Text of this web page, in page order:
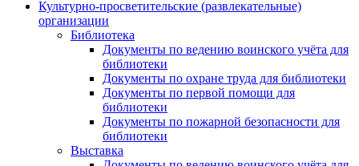
Культурно-просветительские (развлекательные)
организации
Библиотека
Документы по ведению воинского учёта для
библиотеки
Документы по охране труда для библиотеки
Документы по первой помощи для
библиотеки
Документы по пожарной безопасности для
библиотеки
Выставка